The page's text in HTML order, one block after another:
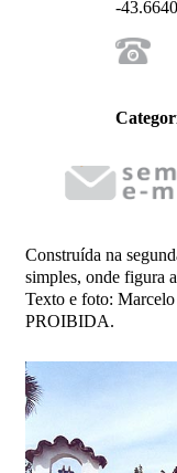
-
Construída na
simples, onde figura
Texto e foto:
PROIBIDA.